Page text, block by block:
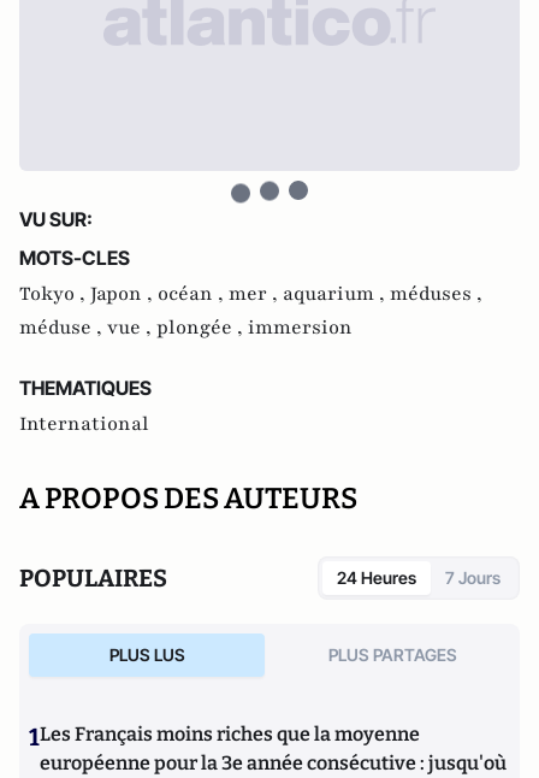
VU SUR:
MOTS-CLES
Tokyo , Japon , océan , mer , aquarium , méduses ,
méduse , vue , plongée , immersion
THEMATIQUES
International
A PROPOS DES AUTEURS
POPULAIRES 24 Heures 7 Jours
PLUS LUS PLUS PARTAGES
1Les Français moins riches que la moyenne
européenne pour la 3e année consécutive : jusqu'où